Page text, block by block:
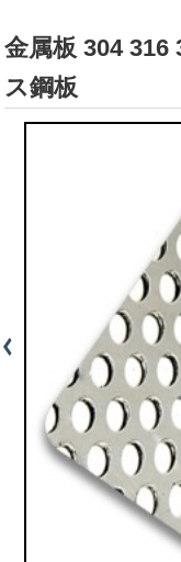
金属板 304 316
ス鋼板